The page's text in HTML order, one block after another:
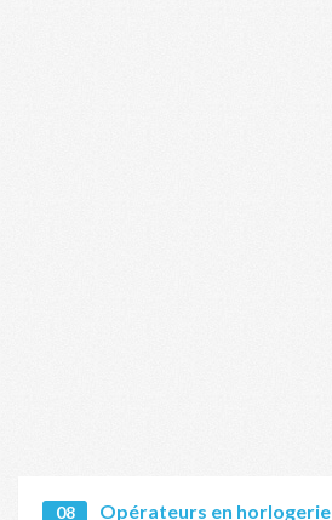
08
Opérateurs en horlogerie